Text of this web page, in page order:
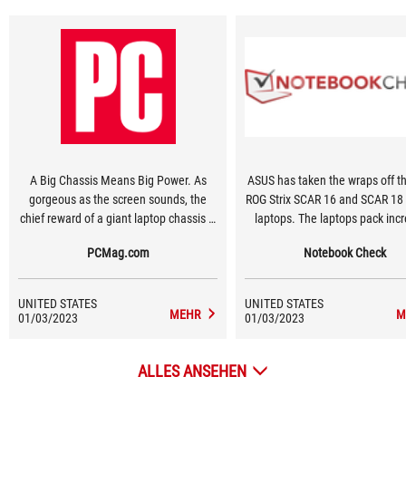
A Big Chassis Means Big Power. As
gorgeous as the screen sounds, the
chief reward of a giant laptop chassis is
can hold bigger, better cooling setups
for more power-hungry components.
for peak performance, driving home the
PCMag.com
UNITED STATES
01/03/2023
MEHR
ASUS has taken the wraps off
ROG Strix SCAR 16 and SCAR
laptops. The laptops pack
and Intel Raptor Lake chips.
the powerful components,
systems that employ full-
Notebook Check
UNITED STATES
01/03/2023
ALLES ANSEHEN